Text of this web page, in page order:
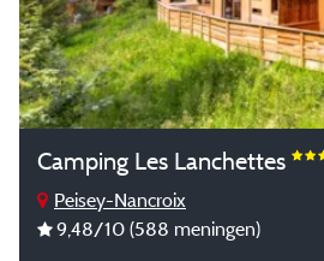
Camping Les Lanchettes
Peisey-Nancroix
9,48/10 (588 meningen)